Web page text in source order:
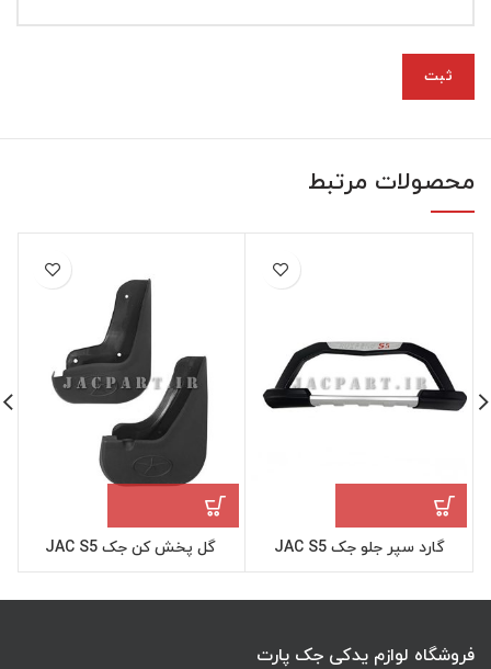
محصولات مرتبط
گارد سپر جلو جک JAC S5 گل پخش کن جک JAC S5
فروشگاه لوازم یدکی جک پارت